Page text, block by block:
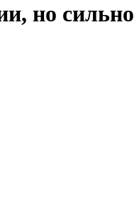
премий
но сильно